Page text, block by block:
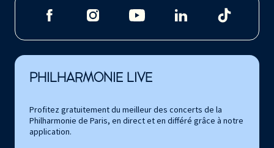
PHILHARMONIE LIVE
Profitez gratuitement du meilleur des concerts de la
Philharmonie de Paris, en direct et en différé grâce à notre
application.